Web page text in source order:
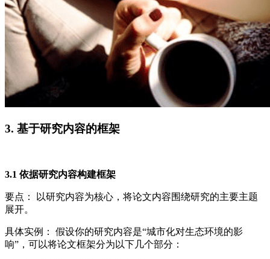
3. 基于研究内容的框架
3.1 依据研究内容构建框架
要点： 以研究内容为核心，将论文内容围绕研究的主要主题
展开。
具体实例： 假设你的研究内容是“城市化对生态环境的影
响”，可以将论文框架分为以下几个部分：